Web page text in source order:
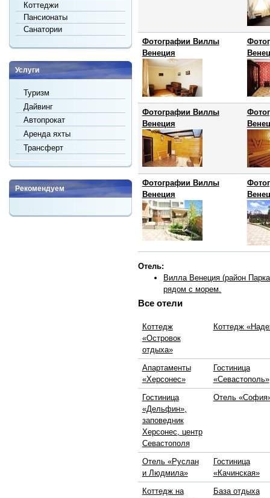
Фотографии Виллы
Венеция
Фотографии Виллы
Венеция
Фотографии Виллы
Венеция
Отель:
Вилла Венеция (район
рядом с морем.
Все отели
Коттедж
«Островок
отдыха»
Коттедж
Апартаменты
«Херсонес»
Гостиница
«Севастополь»
Гостиница
«Дельфин»,
заповедник
Херсонес, центр
Севастополя
Отель
Отель «Руслан
и Людмила»
Гостиница
«Качинская»
Коттедж на
База отдыха
Коттеджи
Пансионаты
Санатории
Услуги
Туризм
Дайвинг
Автопрокат
Аренда яхты
Трансферт
Рекомендуем